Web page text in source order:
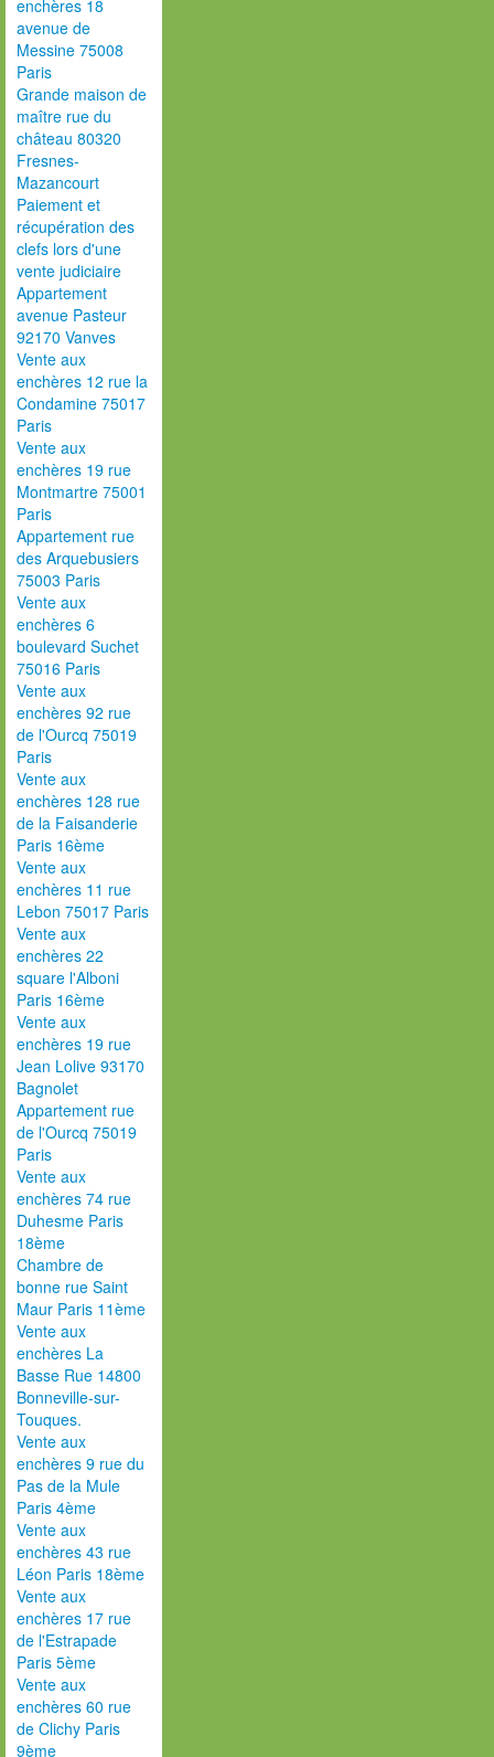
enchères 18
avenue de
Messine 75008
Paris
Grande maison de
maître rue du
château 80320
Fresnes-
Mazancourt
Paiement et
récupération des
clefs lors d'une
vente judiciaire
Appartement
avenue Pasteur
92170 Vanves
Vente aux
enchères 12 rue la
Condamine 75017
Paris
Vente aux
enchères 19 rue
Montmartre 75001
Paris
Appartement rue
des Arquebusiers
75003 Paris
Vente aux
enchères 6
boulevard Suchet
75016 Paris
Vente aux
enchères 92 rue
de l'Ourcq 75019
Paris
Vente aux
enchères 128 rue
de la Faisanderie
Paris 16ème
Vente aux
enchères 11 rue
Lebon 75017 Paris
Vente aux
enchères 22
square l'Alboni
Paris 16ème
Vente aux
enchères 19 rue
Jean Lolive 93170
Bagnolet
Appartement rue
de l'Ourcq 75019
Paris
Vente aux
enchères 74 rue
Duhesme Paris
18ème
Chambre de
bonne rue Saint
Maur Paris 11ème
Vente aux
enchères La
Basse Rue 14800
Bonneville-sur-
Touques.
Vente aux
enchères 9 rue du
Pas de la Mule
Paris 4ème
Vente aux
enchères 43 rue
Léon Paris 18ème
Vente aux
enchères 17 rue
de l'Estrapade
Paris 5ème
Vente aux
enchères 60 rue
de Clichy Paris
9ème